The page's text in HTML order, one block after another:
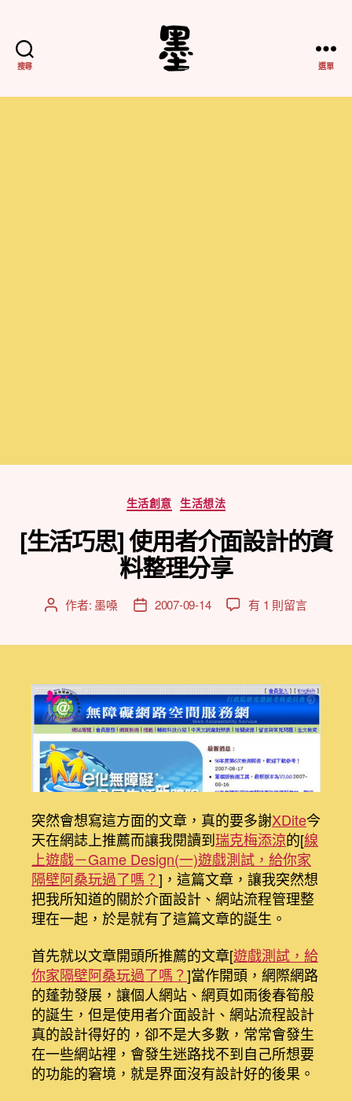
搜尋
務
選單
分
類
生活創意 生活想法
[生活巧思] 使用者介面設計的資
料整理分享
文 作者: 墨嗓
文
期
2007-09-14
在
使
用
者
面
設
計
的
資
料
整
理
分
享〉
有 1 則留言
突然會想寫這方面的文章，真的要多謝XDite今
天在網誌上推薦而讓我閱讀到瑞克梅添涼的[線
上遊戲－Game Design(一)遊戲測試，給你家
隔壁阿桑玩過了嗎？]，這篇文章，讓我突然想
把我所知道的關於介面設計、網站流程管理整
理在一起，於是就有了這篇文章的誕生。
首先就以文章開頭所推薦的文章[遊戲測試，給
你家隔壁阿桑玩過了嗎？]當作開頭，網際網路
的蓬勃發展，讓個人網站、網頁如雨後春筍般
的誕生，但是使用者介面設計、網站流程設計
真的設計得好的，卻不是大多數，常常會發生
在一些網站裡，會發生迷路找不到自己所想要
的功能的窘境，就是界面沒有設計好的後果。